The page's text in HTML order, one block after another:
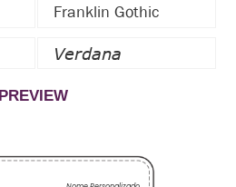
Franklin Gothic
Verdana
PREVIEW